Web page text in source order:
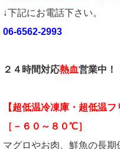
↓下記にお電話下さい。
06-6562-2993
２４時間対応熱血営業中！
【超低温冷凍庫・超低温フ
［－６０～８０℃］
マグロやお肉、鮮魚の長期